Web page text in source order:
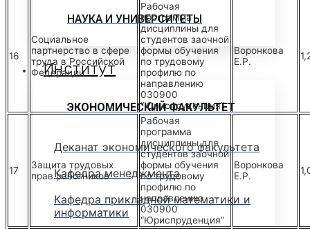
НАУКА И УНИВЕРСИТЕТЫ
Институт
ЭКОНОМИЧЕСКИЙ ФАКУЛЬТЕТ
Деканат экономического факультета
Кафедра менеджмента
Кафедра прикладной математики и
информатики
16
Социальное
партнерство в сфере
труда в Российской
Федерации
Рабочая
программа
дисциплины для
студентов заочной
формы обучения
по трудовому
профилю по
направлению
030900
“Юриспруденция”
Воронкова
Е.Р.
17
Защита трудовых
прав работников
Рабочая
программа
дисциплины для
студентов заочной
формы обучения
по трудовому
профилю по
направлению
030900
“Юриспруденция”
Воронкова
Е.Р.